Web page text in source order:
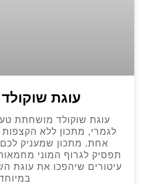
עוגת
עוגת שוקולד מושחתת
לגמרי, מתכון ללא
אחת. מתכון שמעניק
תפסיק לגרוף המוני
עיטורים שיהפכו את עוגת